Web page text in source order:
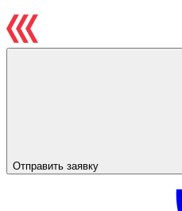
Отправить заявку